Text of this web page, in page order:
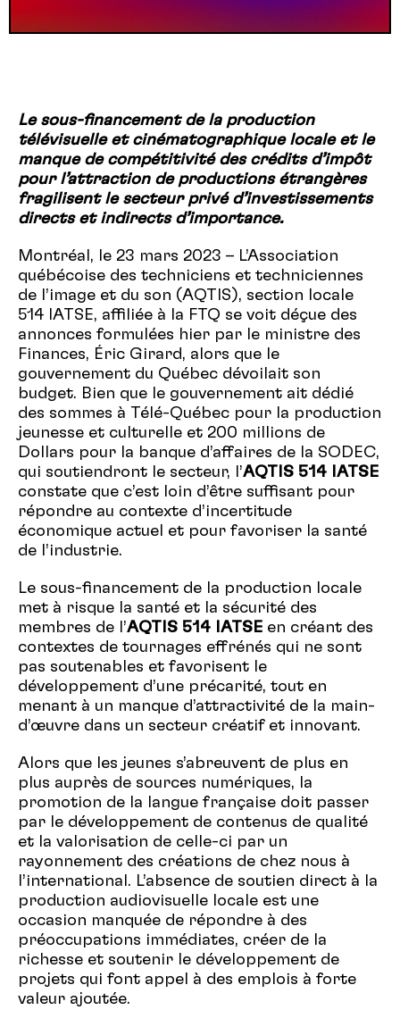
Le sous-financement de la production
télévisuelle et cinématographique locale et le
manque de compétitivité des crédits d’impôt
pour l’attraction de productions étrangères
fragilisent le secteur privé d’investissements
directs et indirects d’importance.
Montréal, le 23 mars 2023 – L’Association
québécoise des techniciens et techniciennes
de l’image et du son (AQTIS), section locale
514 IATSE, affiliée à la FTQ se voit déçue des
annonces formulées hier par le ministre des
Finances, Éric Girard, alors que le
gouvernement du Québec dévoilait son
budget. Bien que le gouvernement ait dédié
des sommes à Télé-Québec pour la production
jeunesse et culturelle et 200 millions de
Dollars pour la banque d’affaires de la SODEC,
qui soutiendront le secteur, l’AQTIS 514 IATSE
constate que c’est loin d’être suffisant pour
répondre au contexte d’incertitude
économique actuel et pour favoriser la santé
de l’industrie.
Le sous-financement de la production locale
met à risque la santé et la sécurité des
membres de l’AQTIS 514 IATSE en créant des
contextes de tournages effrénés qui ne sont
pas soutenables et favorisent le
développement d’une précarité, tout en
menant à un manque d’attractivité de la main-
d’œuvre dans un secteur créatif et innovant.
Alors que les jeunes s’abreuvent de plus en
plus auprès de sources numériques, la
promotion de la langue française doit passer
par le développement de contenus de qualité
et la valorisation de celle-ci par un
rayonnement des créations de chez nous à
l’international. L’absence de soutien direct à la
production audiovisuelle locale est une
occasion manquée de répondre à des
préoccupations immédiates, créer de la
richesse et soutenir le développement de
projets qui font appel à des emplois à forte
valeur ajoutée.